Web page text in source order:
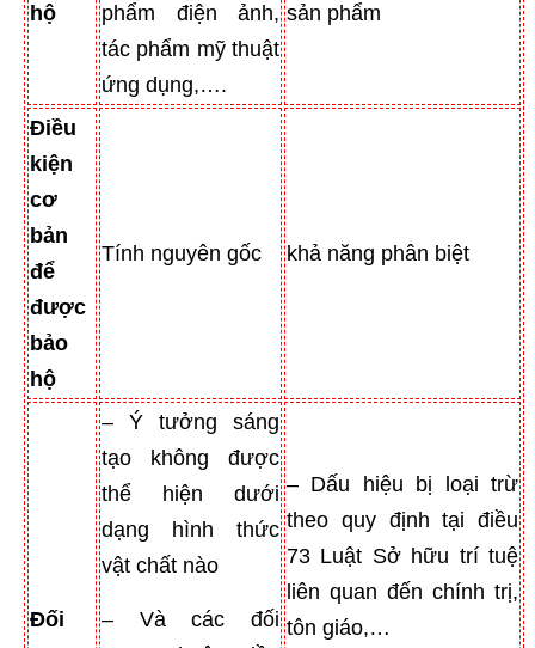
hộ
phẩm điện ảnh,
tác phẩm mỹ thuật
ứng dụng,….
sản phẩm
Điều
kiện
cơ
bản
để
được
bảo
hộ
Tính nguyên gốc khả năng phân biệt
Đối
– Ý tưởng sáng
tạo không được
thể hiện dưới
dạng hình thức
vật chất nào
– Và các đối
– Dấu hiệu bị loại trừ
theo quy định tại điều
73 Luật Sở hữu trí tuệ
liên quan đến chính trị,
tôn giáo,…